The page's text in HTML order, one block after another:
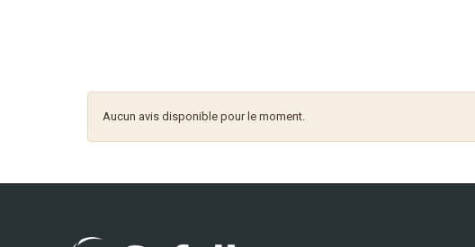
Aucun avis disponible pour le moment.